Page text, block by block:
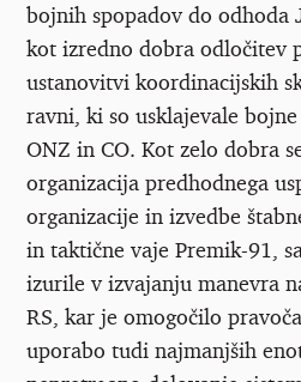
bojnih spopadov do odhoda
kot izredno dobra odločitev
ustanovitvi koordinacijskih
ravni, ki so usklajevale
ONZ in CO. Kot zelo dobra
organizacija predhodnega
organizacije in izvedbe
in taktične vaje Premik-91,
izurile v izvajanju manevra
RS, kar je omogočilo
uporabo tudi najmanjših